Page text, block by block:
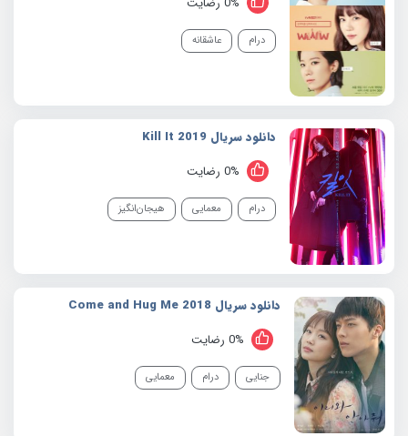
درام عاشقانه
دانلود سریال 2019 Kill It
0% رضایت
درام معمایی هیجان‌انگیز
دانلود سریال 2018 Come and Hug Me
0% رضایت
جنایی درام معمایی